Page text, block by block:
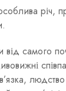
річ,
від самого